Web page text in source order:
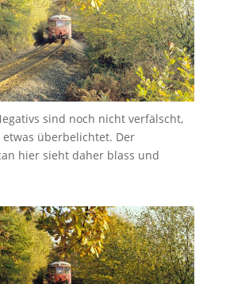
sind noch nicht verfälscht,
überbelichtet. Der
hier sieht daher blass und